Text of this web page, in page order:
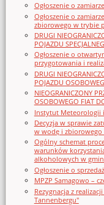
Ogłoszenie o
Ogłoszenie o
zbiorowego w trybie
DRUGI
POJAZDU
Ogłoszenie o
przygotowania i
DRUGI
POJAZDU
NIEOGRANICZONY
OSOBOWEGO FIAT
Instytut Meteorologii
Decyzja w sprawie
w wodę i
Ogólny schemat
warunków
alkoholowych w
Ogłoszenie o
MPZP Samagowo –
Rezygnacja z
Tannenbergu"